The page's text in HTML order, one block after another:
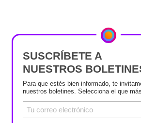
SUSCRÍBETE A
NUESTROS
Para que estés bien informado, te
nuestros boletines. Selecciona el que